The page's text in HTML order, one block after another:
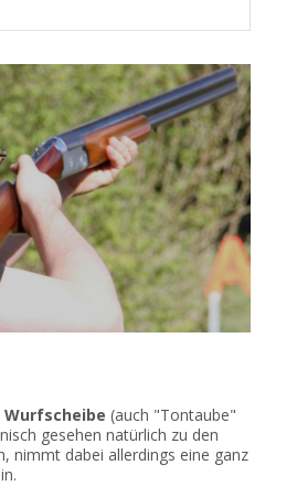
Wurfscheibe (auch "Tontaube"
gesehen natürlich zu den
nimmt dabei allerdings eine ganz